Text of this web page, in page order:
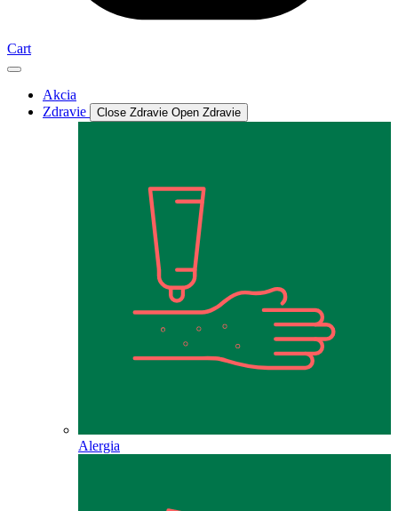
Cart
Akcia
Zdravie
Close Zdravie Open Zdravie
Alergia